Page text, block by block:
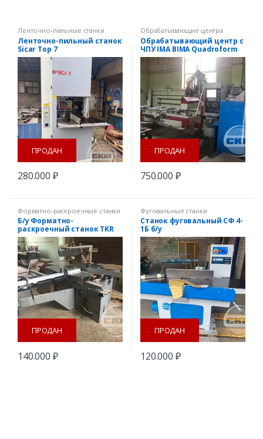
Ленточно-пильные станки
Ленточно-пильный станок
Sicar Top 7
ПРОДАН
280.000 ₽
Обрабатывающие центра
Обрабатывающий центр с
ЧПУ IMA BIMA Quadroform
C80/280 б/у
ПРОДАН
750.000 ₽
Форматно-раскроечные станки
Б/у Форматно-
раскроечный станок TKR
45 «Altendorf»
ПРОДАН
140.000 ₽
Фуговальные станки
Станок фуговальный СФ 4-
1Б б/у
ПРОДАН
120.000 ₽